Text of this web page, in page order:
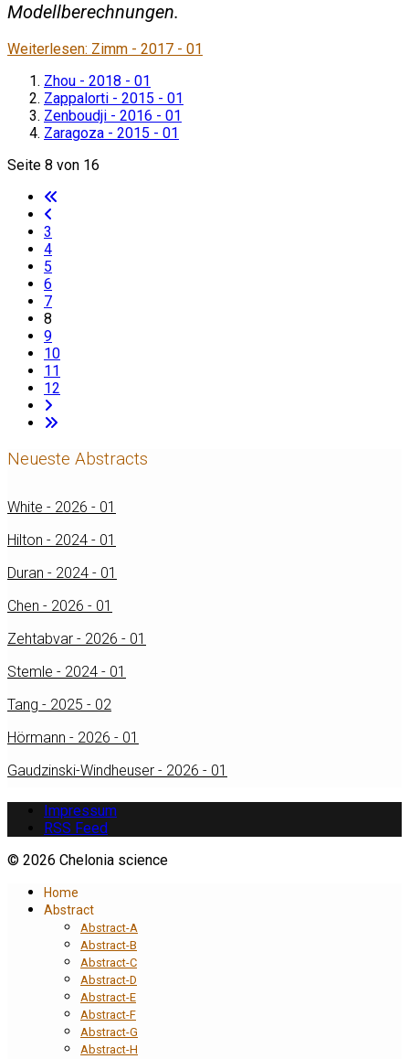
Modellberechnungen.
Weiterlesen: Zimm - 2017 - 01
Zhou - 2018 - 01
Zappalorti - 2015 - 01
Zenboudji - 2016 - 01
Zaragoza - 2015 - 01
Seite 8 von 16
3
4
5
6
7
8
9
10
11
12
Neueste Abstracts
White - 2026 - 01
Hilton - 2024 - 01
Duran - 2024 - 01
Chen - 2026 - 01
Zehtabvar - 2026 - 01
Stemle - 2024 - 01
Tang - 2025 - 02
Hörmann - 2026 - 01
Gaudzinski-Windheuser - 2026 - 01
Impressum
RSS Feed
© 2026 Chelonia science
Home
Abstract
Abstract-A
Abstract-B
Abstract-C
Abstract-D
Abstract-E
Abstract-F
Abstract-G
Abstract-H